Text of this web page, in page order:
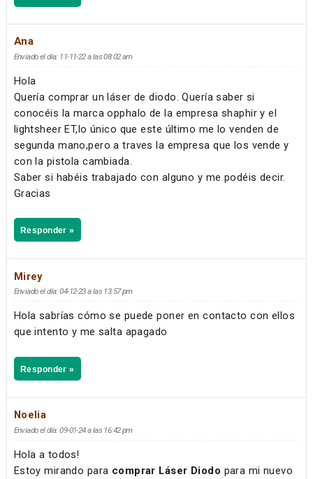
Ana
Enviado el día: 11-11-22 a las 08:02 am
Hola
Quería comprar un láser de diodo. Quería saber si
conocéis la marca opphalo de la empresa shaphir y el
lightsheer ET,lo único que este último me lo venden de
segunda mano,pero a traves la empresa que los vende y
con la pistola cambiada.
Saber si habéis trabajado con alguno y me podéis decir.
Gracias
Responder »
Mirey
Enviado el día: 04-12-23 a las 13:57 pm
Hola sabrías cómo se puede poner en contacto con ellos
que intento y me salta apagado
Responder »
Noelia
Enviado el día: 09-01-24 a las 16:42 pm
Hola a todos!
Estoy mirando para comprar Láser Diodo para mi nuevo